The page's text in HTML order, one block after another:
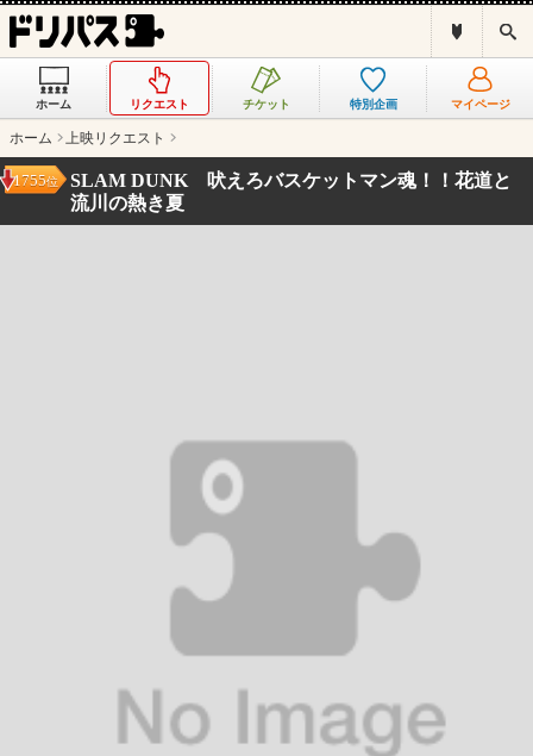
ス
ホーム リクエスト チケット 特別企画 マイページ
ホーム 上映リクエスト
SLAM DUNK 吠えろバスケットマン魂！！花道と
流川の熱き夏
1755位